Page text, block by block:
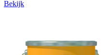
Bekijk